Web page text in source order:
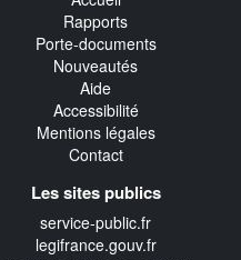
Rapports
Porte-documents
Nouveautés
Aide
Accessibilité
Mentions légales
Contact
Les sites publics
service-public.fr
legifrance.gouv.fr